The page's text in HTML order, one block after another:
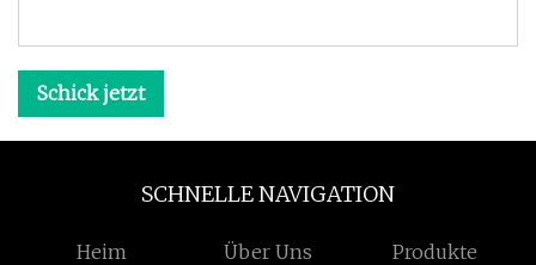
Schick jetzt
SCHNELLE NAVIGATION
Heim Über Uns Produkte